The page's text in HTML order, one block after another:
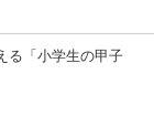
る「小学生の甲子